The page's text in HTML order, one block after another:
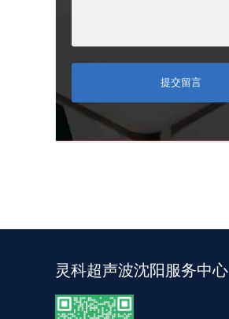
提交留言
灵科超声波沈阳服务中心